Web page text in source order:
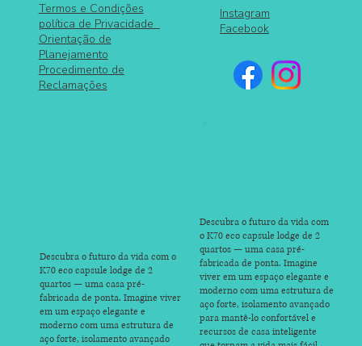
Termos e Condições
política de Privacidade
Orientação de
Planejamento
Procedimento de
Reclamações
Descubra o futuro da vida com o
K70 eco capsule lodge de 2
quartos — uma casa pré-
fabricada de ponta. Imagine viver
em um espaço elegante e
moderno com uma estrutura de
aço forte, isolamento avançado
Instagram
Facebook
Descubra o futuro da vida com
o K70 eco capsule lodge de 2
quartos — uma casa pré-
fabricada de ponta. Imagine
viver em um espaço elegante e
moderno com uma estrutura de
aço forte, isolamento avançado
para mantê-lo confortável e
recursos de casa inteligente